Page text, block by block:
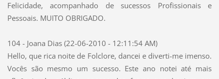
Felicidade, acompanhado de sucessos Profissionais e
Pessoais. MUITO OBRIGADO.
104 - Joana Dias (22-06-2010 - 12:11:54 AM)
Hello, que rica noite de Folclore, dancei e diverti-me imenso.
Vocês são mesmo um sucesso. Este ano notei até mais